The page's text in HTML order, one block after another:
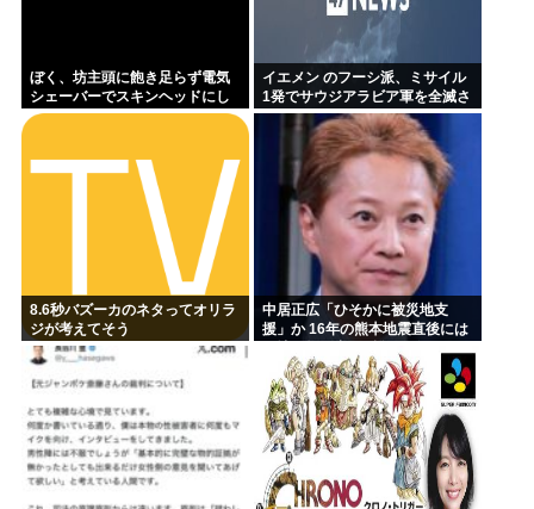
ぼく、坊主頭に飽き足らず電気
シェーバーでスキンヘッドにし
てしまう
イエメン のフーシ派、ミサイル
1発でサウジアラビア軍を全滅さ
せてしまうww
8.6秒バズーカのネタってオリラ
ジが考えてそう
中居正広「ひそかに被災地支
援」か 16年の熊本地震直後には
くて良い”と、強まる福祉活動へ
の思い